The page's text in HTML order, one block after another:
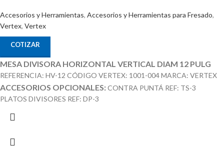
Accesorios y Herramientas, Accesorios y Herramientas para Fresado,
Vertex, Vertex
COTIZAR
MESA DIVISORA HORIZONTAL VERTICAL DIAM 12 PULG
REFERENCIA: HV-12 CÓDIGO VERTEX: 1001-004 MARCA: VERTEX
ACCESORIOS OPCIONALES:CONTRA PUNTÁ REF: TS-3
PLATOS DIVISORES REF: DP-3